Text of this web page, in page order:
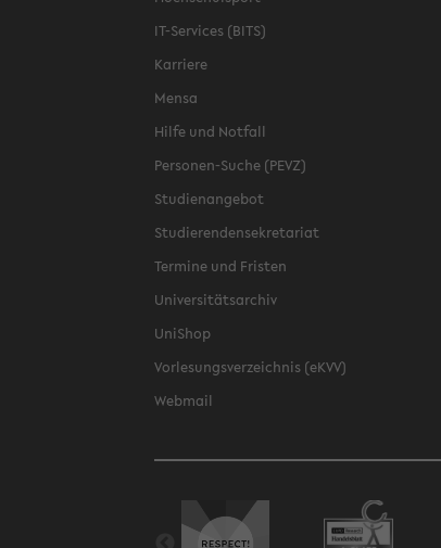
IT-Services (BITS)
Karriere
Mensa
Hilfe und Notfall
Personen-Suche (PEVZ)
Studienangebot
Studierendensekretariat
Termine und Fristen
Universitätsarchiv
UniShop
Vorlesungsverzeichnis (eKVV)
Webmail